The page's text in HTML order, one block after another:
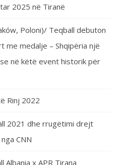
2025 në Tiranë
Poloni)/ Teqball debuton
medalje – Shqipëria një
në këtë event historik për
Rinj 2022
2021 dhe rrugëtimi drejt
CNN
Albania x APR Tirana